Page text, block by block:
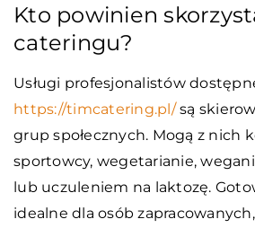
Kto powinien
cateringu?
Usługi profesjonalistów
https://timcatering.pl/są
grup społecznych. Mogą z nich
sportowcy, wegetarianie,
lub uczuleniem na laktozę.
idealne dla osób